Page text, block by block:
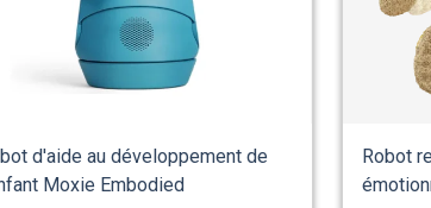
d'aide au développement de
Moxie Embodied
Robot